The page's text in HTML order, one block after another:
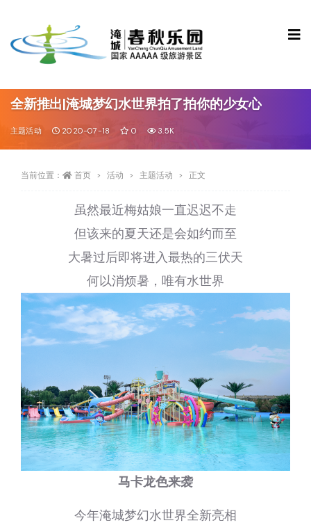
全新推出|淹城梦幻水世界拍了拍你的少女心
主题活动 2020-07-18 0 3.5K
当前位置： 首页 活动 主题活动 正文
虽然最近梅姑娘一直迟迟不走
但该来的夏天还是会如约而至
大暑过后即将进入最热的三伏天
何以消烦暑，唯有水世界
马卡龙色来袭
今年淹城梦幻水世界全新亮相